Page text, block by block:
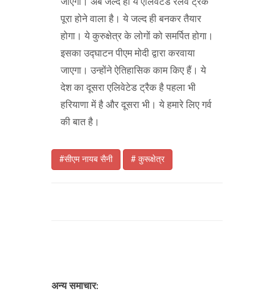
पूरा होने वाला है। ये जल्द ही बनकर तैयार
होगा। ये कुरुक्षेत्र के लोगों को समर्पित होगा।
इसका उद्घाटन पीएम मोदी द्वारा करवाया
जाएगा। उन्होंने ऐतिहासिक काम किए हैं। ये
देश का दूसरा एलिवेटेड ट्रैक है पहला भी
हरियाणा में है और दूसरा भी। ये हमारे लिए गर्व
की बात है।
#सीएम नायब सैनी # कुरूक्षेत्र
अन्य समाचार: